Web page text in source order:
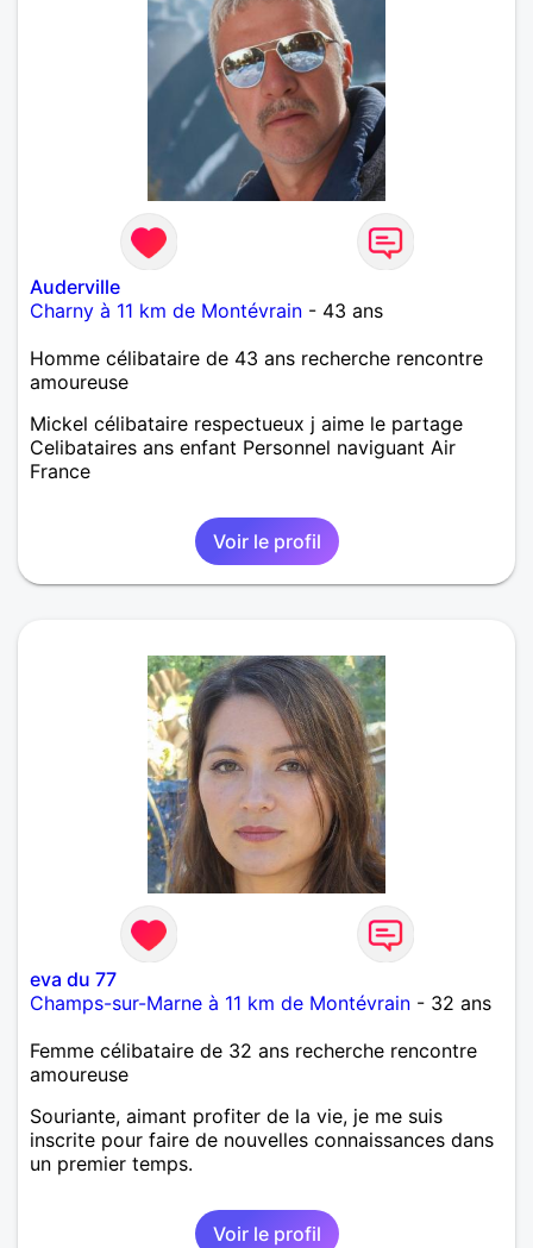
Auderville
Charny à 11 km de Montévrain - 43 ans
Homme célibataire de 43 ans recherche rencontre
amoureuse
Mickel célibataire respectueux j aime le partage
Celibataires ans enfant Personnel naviguant Air
France
Voir le profil
eva du 77
Champs-sur-Marne à 11 km de Montévrain - 32 ans
Femme célibataire de 32 ans recherche rencontre
amoureuse
Souriante, aimant profiter de la vie, je me suis
inscrite pour faire de nouvelles connaissances dans
un premier temps.
Voir le profil